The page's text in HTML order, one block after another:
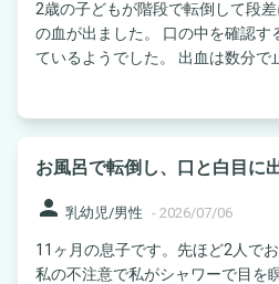
2歳の子どもが階段で転倒して段
の血が出ました。 口の中を確認す
ているようでした。 出血は数分で止
お風呂で転倒し、口と白目に
person 乳幼児/男性 - 2026/07/06
11ヶ月の息子です。先ほど2人で
私の不注意で私がシャワーで目を